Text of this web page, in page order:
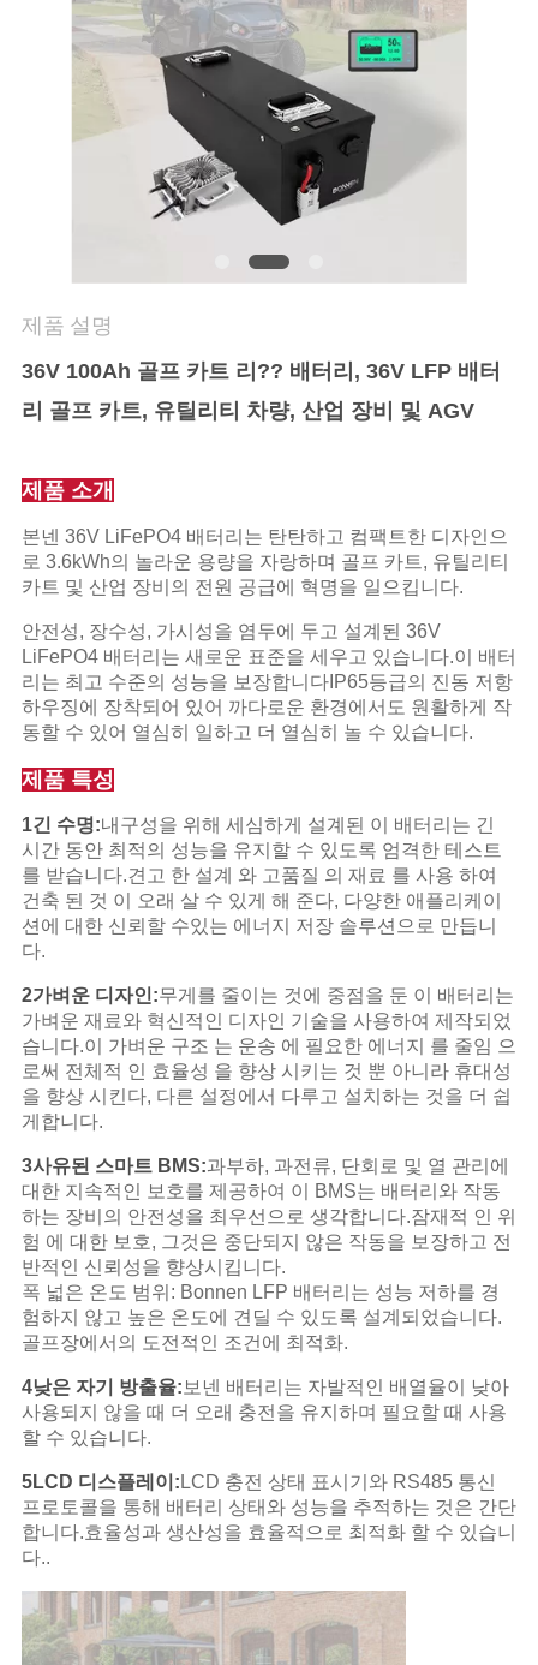
사
이
트
맵
개
인
정
보
보
호
정
책
제품 설명
36V 100Ah 골프 카트 리?? 배터리, 36V LFP 배터
리 골프 카트, 유틸리티 차량, 산업 장비 및 AGV
제품 소개
본넨 36V LiFePO4 배터리는 탄탄하고 컴팩트한 디자인으
로 3.6kWh의 놀라운 용량을 자랑하며 골프 카트, 유틸리티
카트 및 산업 장비의 전원 공급에 혁명을 일으킵니다.
안전성, 장수성, 가시성을 염두에 두고 설계된 36V
LiFePO4 배터리는 새로운 표준을 세우고 있습니다.이 배터
리는 최고 수준의 성능을 보장합니다IP65등급의 진동 저항
하우징에 장착되어 있어 까다로운 환경에서도 원활하게 작
동할 수 있어 열심히 일하고 더 열심히 놀 수 있습니다.
제품 특성
1긴 수명:내구성을 위해 세심하게 설계된 이 배터리는 긴
시간 동안 최적의 성능을 유지할 수 있도록 엄격한 테스트
를 받습니다.견고 한 설계 와 고품질 의 재료 를 사용 하여
건축 된 것 이 오래 살 수 있게 해 준다, 다양한 애플리케이
션에 대한 신뢰할 수있는 에너지 저장 솔루션으로 만듭니
다.
2가벼운 디자인:무게를 줄이는 것에 중점을 둔 이 배터리는
가벼운 재료와 혁신적인 디자인 기술을 사용하여 제작되었
습니다.이 가벼운 구조 는 운송 에 필요한 에너지 를 줄임 으
로써 전체적 인 효율성 을 향상 시키는 것 뿐 아니라 휴대성
을 향상 시킨다, 다른 설정에서 다루고 설치하는 것을 더 쉽
게합니다.
3사유된 스마트 BMS:과부하, 과전류, 단회로 및 열 관리에
대한 지속적인 보호를 제공하여 이 BMS는 배터리와 작동
하는 장비의 안전성을 최우선으로 생각합니다.잠재적 인 위
험 에 대한 보호, 그것은 중단되지 않은 작동을 보장하고 전
반적인 신뢰성을 향상시킵니다.
폭 넓은 온도 범위: Bonnen LFP 배터리는 성능 저하를 경
험하지 않고 높은 온도에 견딜 수 있도록 설계되었습니다.
골프장에서의 도전적인 조건에 최적화.
4낮은 자기 방출율:보넨 배터리는 자발적인 배열율이 낮아
사용되지 않을 때 더 오래 충전을 유지하며 필요할 때 사용
할 수 있습니다.
5LCD 디스플레이:LCD 충전 상태 표시기와 RS485 통신
프로토콜을 통해 배터리 상태와 성능을 추적하는 것은 간단
합니다.효율성과 생산성을 효율적으로 최적화 할 수 있습니
다..